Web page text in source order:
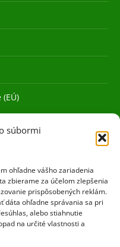
súbormi
ohľadne vášho zariadenia
zbierame za účelom zlepšenia
prispôsobených reklám.
dáta ohľadne správania sa pri
alebo stiahnutie
na určité vlastnosti a